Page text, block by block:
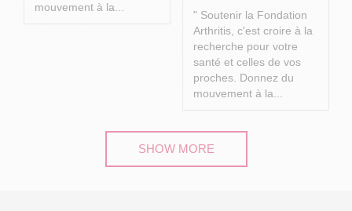
mouvement à la...
" Soutenir la Fondation
Arthritis, c'est croire à la
recherche pour votre
santé et celles de vos
proches. Donnez du
mouvement à la...
SHOW MORE